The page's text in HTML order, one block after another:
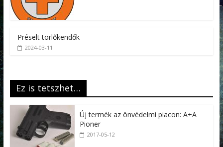
Préselt törlőkendők
2024-03-11
Ez is tetszhet…
Új termék az önvédelmi piacon: A+A
Pioner
2017-05-12